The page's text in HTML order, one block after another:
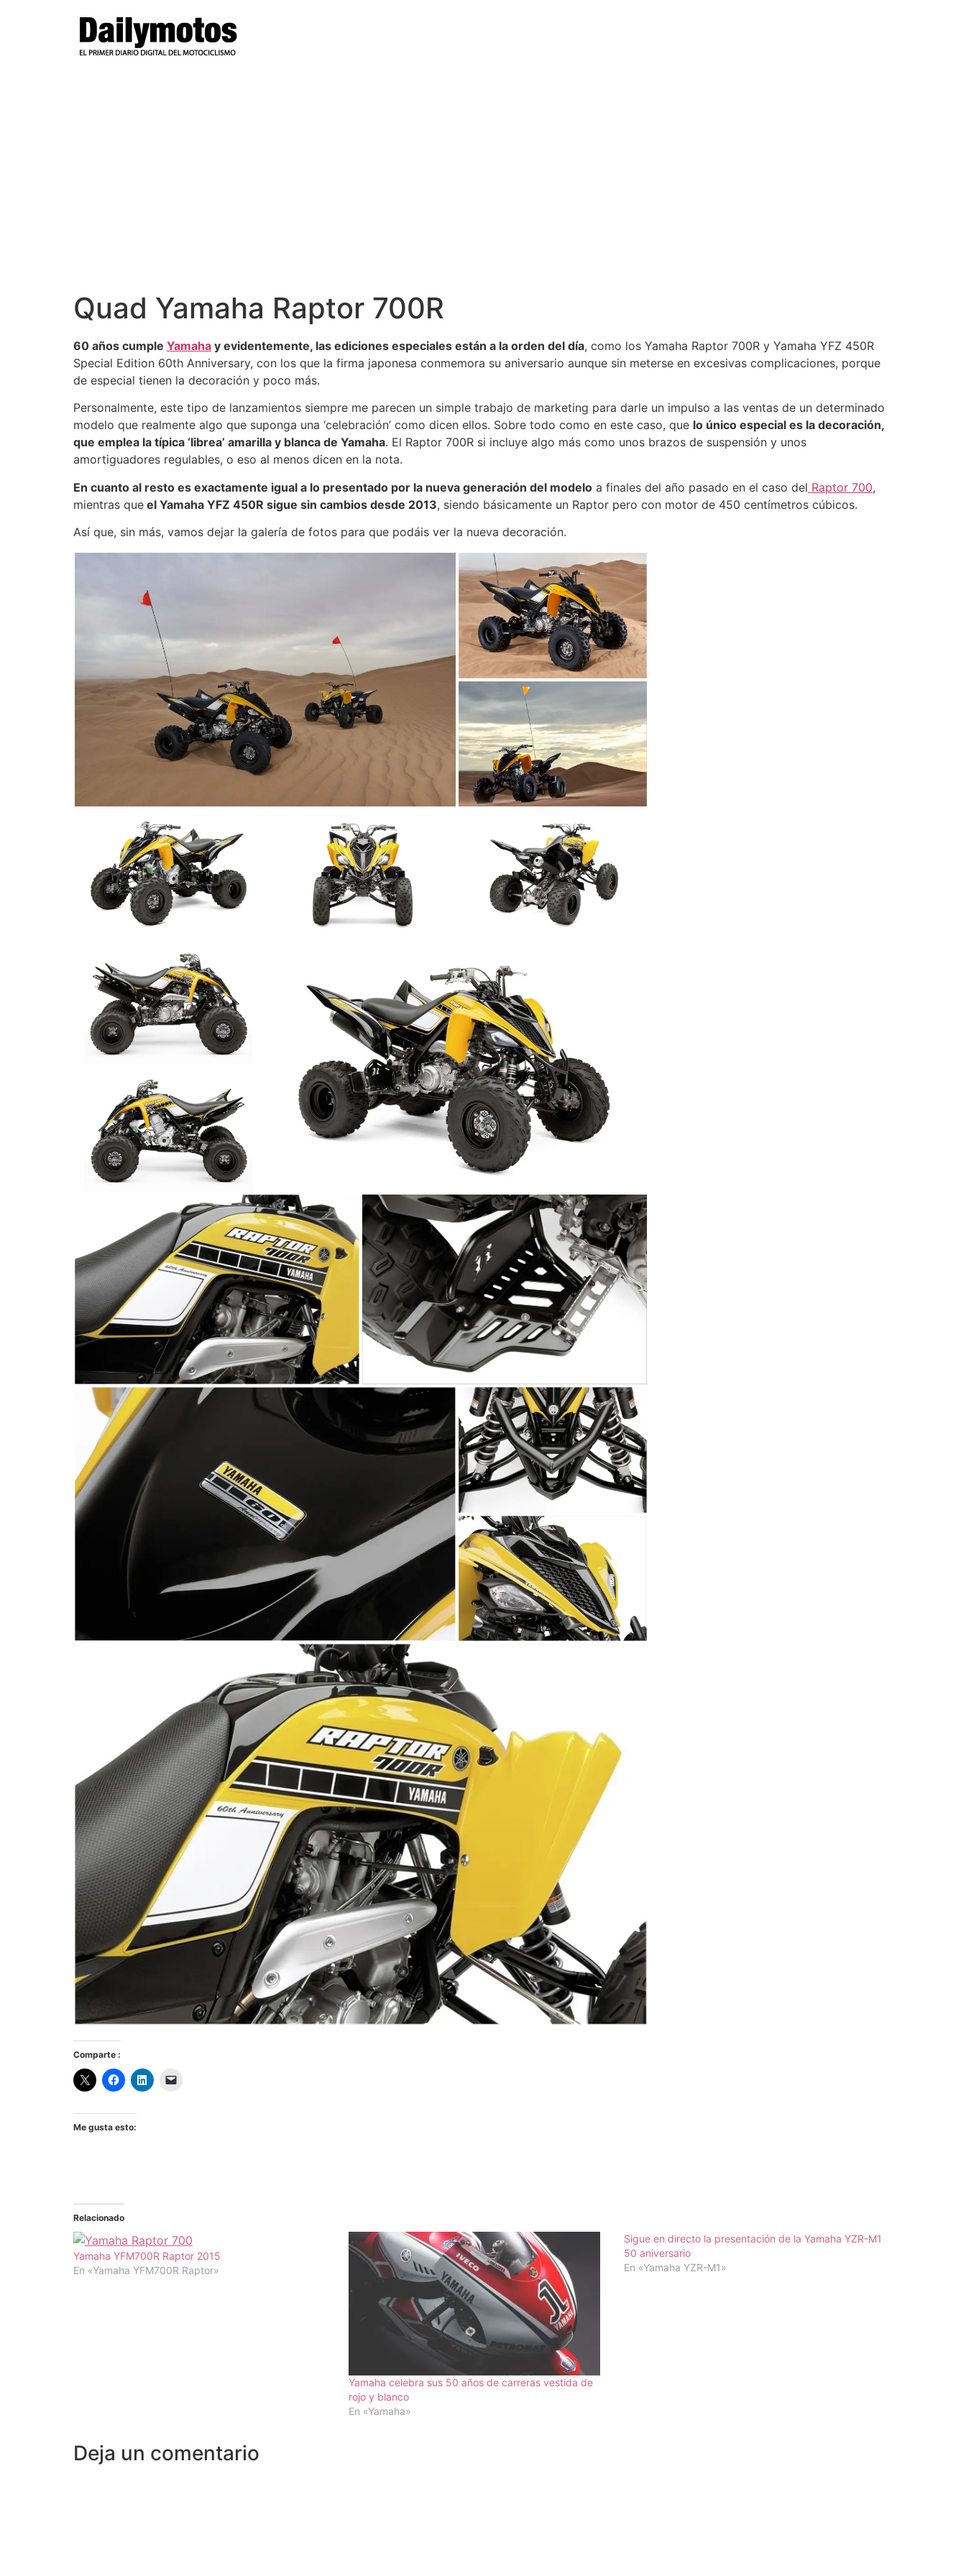
Quad Yamaha Raptor 700R
60 años cumple Yamaha y evidentemente, las ediciones especiales están a la orden del día, como los Yamaha Raptor 700R y Yamaha YFZ 450R
Special Edition 60th Anniversary, con los que la firma japonesa conmemora su aniversario aunque sin meterse en excesivas complicaciones, porque
de especial tienen la decoración y poco más.
Personalmente, este tipo de lanzamientos siempre me parecen un simple trabajo de marketing para darle un impulso a las ventas de un determinado
modelo que realmente algo que suponga una ‘celebración’ como dicen ellos. Sobre todo como en este caso, que lo único especial es la decoración,
que emplea la típica ‘librea’ amarilla y blanca de Yamaha. El Raptor 700R si incluye algo más como unos brazos de suspensión y unos
amortiguadores regulables, o eso al menos dicen en la nota.
En cuanto al resto es exactamente igual a lo presentado por la nueva generación del modelo a finales del año pasado en el caso del Raptor 700,
mientras que el Yamaha YFZ 450R sigue sin cambios desde 2013, siendo básicamente un Raptor pero con motor de 450 centímetros cúbicos.
Así que, sin más, vamos dejar la galería de fotos para que podáis ver la nueva decoración.
Comparte :
Me gusta esto:
Relacionado
Yamaha YFM700R Raptor 2015
En «Yamaha YFM700R Raptor»
Yamaha celebra sus 50 años de carreras vestida de
rojo y blanco
En «Yamaha»
Sigue en directo la presentación de la Yamaha YZR-M1
50 aniversario
En «Yamaha YZR-M1»
Deja un comentario